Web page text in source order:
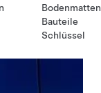
Bodenmatten
Bauteile
Schlüssel